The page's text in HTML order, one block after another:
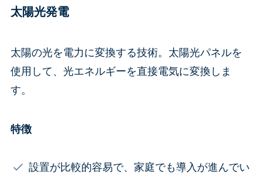
太陽光発電
太陽の光を電力に変換する技術。太陽光パネルを
使用して、光エネルギーを直接電気に変換しま
す。
特徴
設置が比較的容易で、家庭でも導入が進んでい